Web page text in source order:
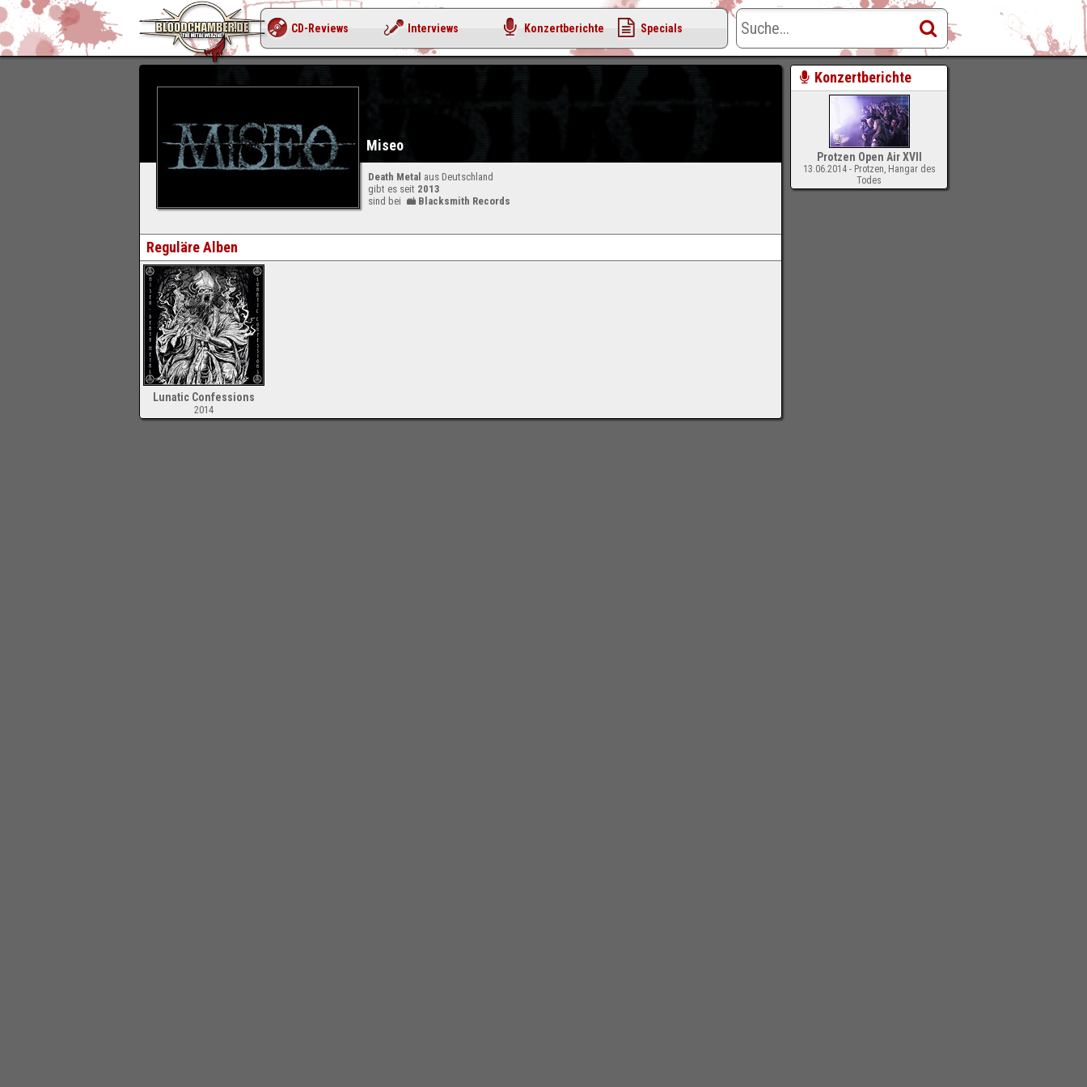
Miseo
Death Metal aus Deutschland
gibt es seit 2013
sind bei
Blacksmith Records
Reguläre Alben
Lunatic Confessions
2014
Konzertberichte
Protzen Open Air XVII
13.06.2014 - Protzen, Hangar des
Todes
CD-Reviews Interviews Konzertberichte Specials